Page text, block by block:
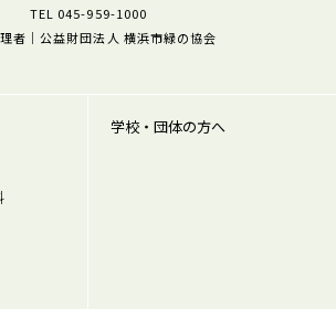
TEL 045-959-1000
者｜公益財団法人 横浜市緑の協会
学校・団体の方へ